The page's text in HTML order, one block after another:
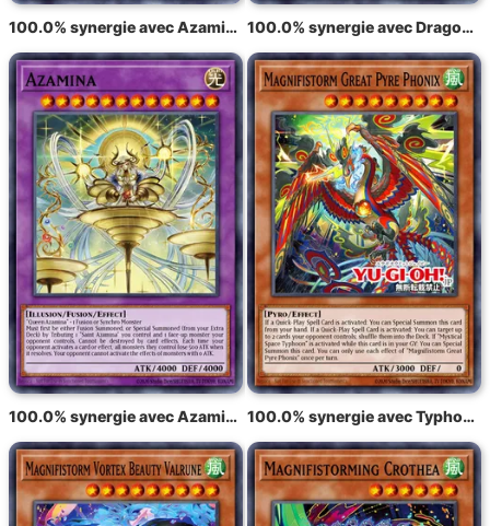
100.0% synergie avec Azamina Ilia Silvia 100.0% synergie avec Dragon sécréteur
100.0% synergie avec Azamina 100.0% synergie avec Typhon Radieux Fonix, la Grande Flamme